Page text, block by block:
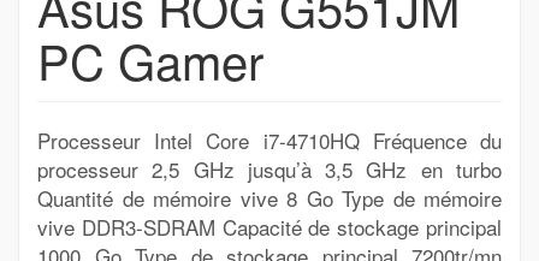
PC Gamer
Processeur Intel Core i7-4710HQ Fréquence du
processeur 2,5 GHz jusqu’à 3,5 GHz en turbo
Quantité de mémoire vive 8 Go Type de mémoire
vive DDR3-SDRAM Capacité de stockage principal